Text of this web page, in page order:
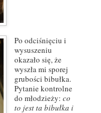
Po odciśnięciu i
wysuszeniu
okazało się, że
wyszła mi sporej
grubości bibułka.
Pytanie kontrolne
do młodzieży: co
to jest ta bibułka i